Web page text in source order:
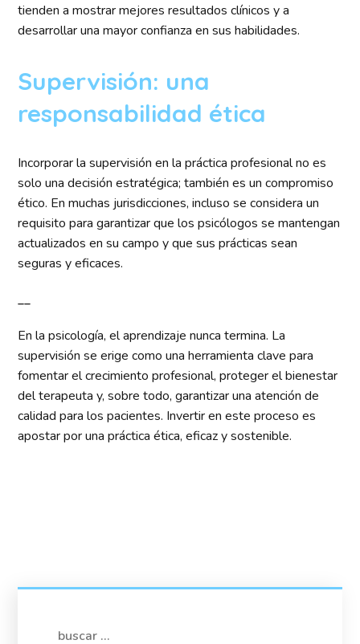
tienden a mostrar mejores resultados clínicos y a
desarrollar una mayor confianza en sus habilidades.
Supervisión: una
responsabilidad ética
Incorporar la supervisión en la práctica profesional no es
solo una decisión estratégica; también es un compromiso
ético. En muchas jurisdicciones, incluso se considera un
requisito para garantizar que los psicólogos se mantengan
actualizados en su campo y que sus prácticas sean
seguras y eficaces.
__
En la psicología, el aprendizaje nunca termina. La
supervisión se erige como una herramienta clave para
fomentar el crecimiento profesional, proteger el bienestar
del terapeuta y, sobre todo, garantizar una atención de
calidad para los pacientes. Invertir en este proceso es
apostar por una práctica ética, eficaz y sostenible.